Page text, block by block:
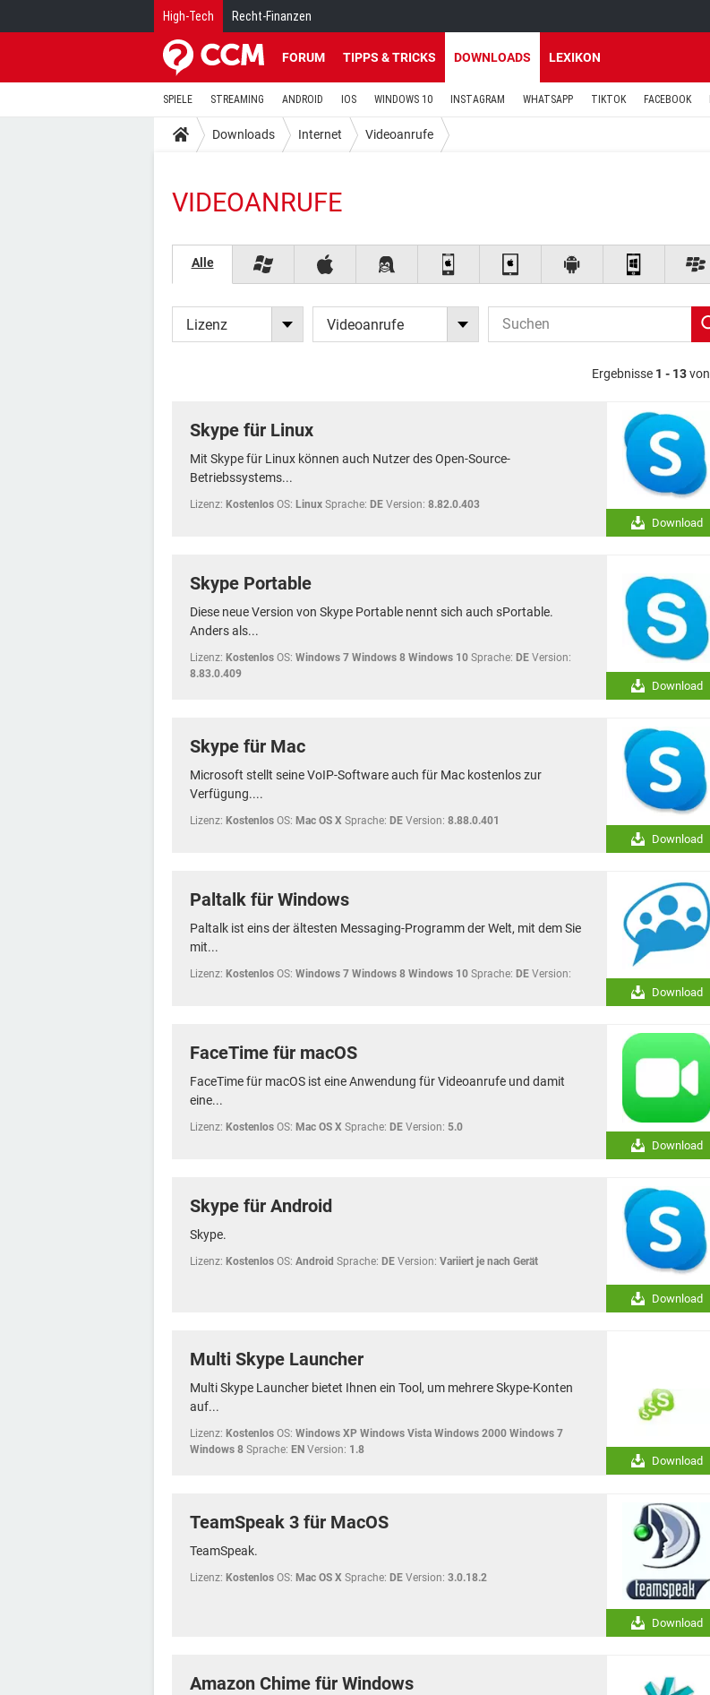
High-Tech Recht-Finanzen
FORUM TIPPS & TRICKS DOWNLOADS LEXIKON
SPIELE STREAMING ANDROID IOS WINDOWS 10 INSTAGRAM WHATSAPP TIKTOK FACEBOOK
Downloads Internet Videoanrufe
VIDEOANRUFE
Alle
Lizenz Videoanrufe
Ergebnisse 1 - 13von
Skype für Linux
Mit Skype für Linux können auch Nutzer des Open-Source-
Betriebssystems...
Lizenz: Kostenlos OS: Linux Sprache: DE Version: 8.82.0.403
Download
Skype Portable
Diese neue Version von Skype Portable nennt sich auch sPortable.
Anders als...
Lizenz: Kostenlos OS: Windows 7 Windows 8 Windows 10 Sprache: DE Version:
8.83.0.409
Download
Skype für Mac
Microsoft stellt seine VoIP-Software auch für Mac kostenlos zur
Verfügung....
Lizenz: Kostenlos OS: Mac OS X Sprache: DE Version: 8.88.0.401
Download
Paltalk für Windows
Paltalk ist eins der ältesten Messaging-Programm der Welt, mit dem Sie
mit...
Lizenz: Kostenlos OS: Windows 7 Windows 8 Windows 10 Sprache: DE Version:
Download
FaceTime für macOS
FaceTime für macOS ist eine Anwendung für Videoanrufe und damit
eine...
Lizenz: Kostenlos OS: Mac OS X Sprache: DE Version: 5.0
Download
Skype für Android
Skype.
Lizenz: Kostenlos OS: Android Sprache: DE Version: Variiert je nach Gerät
Download
Multi Skype Launcher
Multi Skype Launcher bietet Ihnen ein Tool, um mehrere Skype-Konten
auf...
Lizenz: Kostenlos OS: Windows XP Windows Vista Windows 2000 Windows 7
Windows 8 Sprache: EN Version: 1.8
Download
TeamSpeak 3 für MacOS
TeamSpeak.
Lizenz: Kostenlos OS: Mac OS X Sprache: DE Version: 3.0.18.2
Download
Amazon Chime für Windows